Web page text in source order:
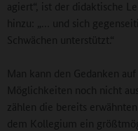
agiert“, ist der didaktische
hinzu: „… und sich
Schwächen unterstützt.“
Man kann den Gedanken
Möglichkeiten noch nicht
zählen die bereits
dem Kollegium ein